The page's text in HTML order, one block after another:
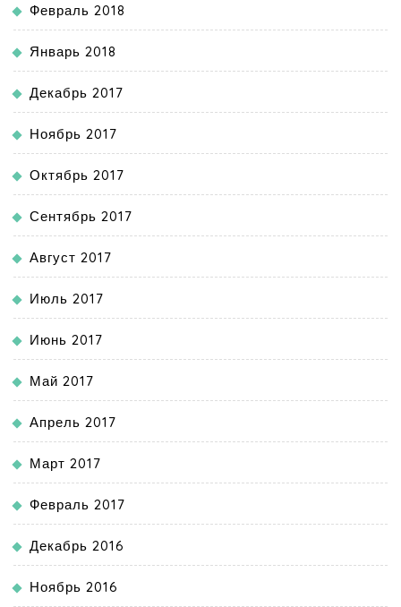
Февраль 2018
Январь 2018
Декабрь 2017
Ноябрь 2017
Октябрь 2017
Сентябрь 2017
Август 2017
Июль 2017
Июнь 2017
Май 2017
Апрель 2017
Март 2017
Февраль 2017
Декабрь 2016
Ноябрь 2016